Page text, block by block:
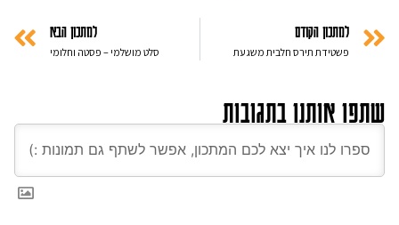
למתכון הקודם
פשטידת תירס חלבית משגעת
למתכון הבא
סלט מושלמי – פסטה וחלומי
שתפו אותנו בתגובות